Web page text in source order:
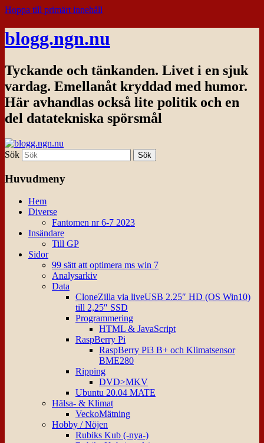
Hoppa till primärt innehåll
blogg.ngn.nu
Tyckande och tänkanden. Livet i en sjuk
vardag. Emellanåt kryddad med humor.
Här avhandlas också lite politik och en
del datatekniska spörsmål
Sök
Huvudmeny
Hem
Diverse
Fantomen nr 6-7 2023
Insändare
Till GP
Sidor
99 sätt att optimera ms win 7
Analysarkiv
Data
CloneZilla via liveUSB 2.25″ HD (OS Win10)
till 2,25″ SSD
Programmering
HTML & JavaScript
RaspBerry Pi
RaspBerry Pi3 B+ och Klimatsensor
BME280
Ripping
DVD>MKV
Ubuntu 20.04 MATE
Hälsa- & Klimat
VeckoMätning
Hobby / Nöjen
Rubiks Kub (-nya-)